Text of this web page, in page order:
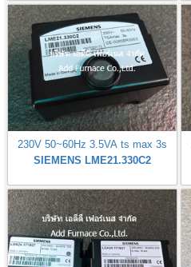
230V 50~60Hz 3.5VA ts max 3s
SIEMENS LME21.330C2